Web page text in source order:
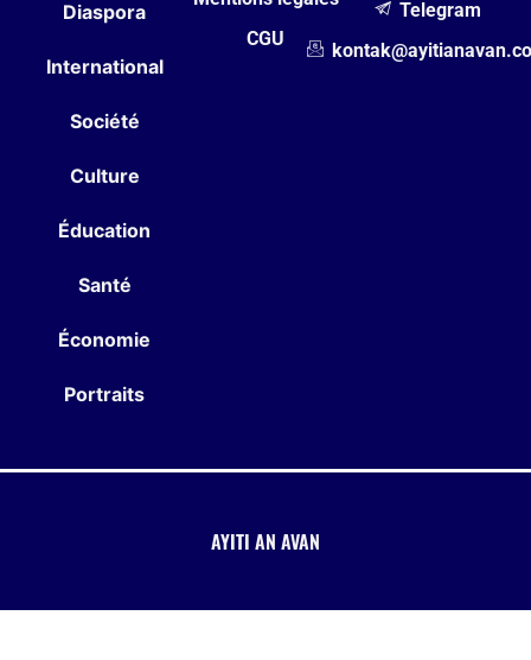
Diaspora
International
Société
Culture
Éducation
Santé
Économie
Portraits
CGU
Telegram
AYITI AN AVAN